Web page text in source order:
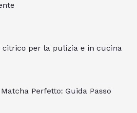
citrico per la pulizia e in cucina
Perfetto: Guida Passo